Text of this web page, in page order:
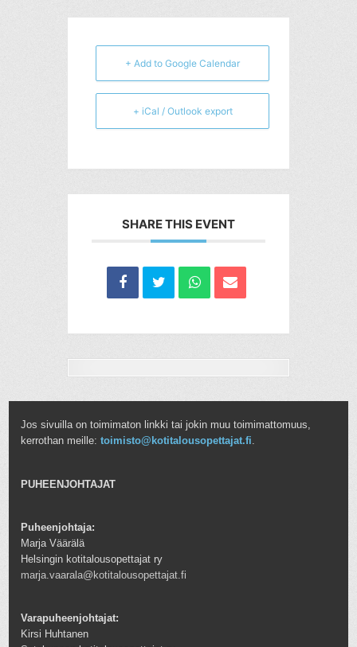
+ Add to Google Calendar
+ iCal / Outlook export
SHARE THIS EVENT
Jos sivuilla on toimimaton linkki tai jokin muu toimimattomuus,
kerrothan meille:toimisto@kotitalousopettajat.fi.
PUHEENJOHTAJAT
Puheenjohtaja:
Marja Väärälä
Helsingin kotitalousopettajat ry
marja.vaarala@kotitalousopettajat.fi
Varapuheenjohtajat:
Kirsi Huhtanen